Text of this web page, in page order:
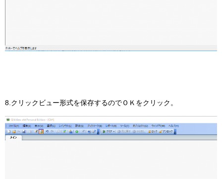
8.クリックビュー形式を保存するのでＯＫをクリック。